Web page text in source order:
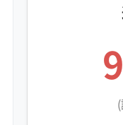
防
※項目にカーソ